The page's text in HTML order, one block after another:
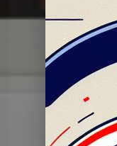
Dans mon
DMT du
Dans
Dans